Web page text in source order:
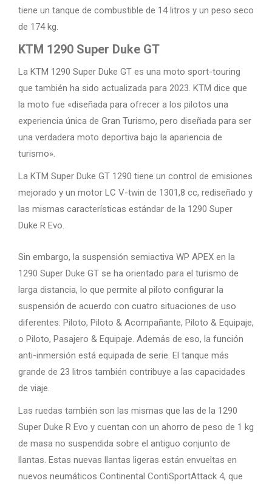
tiene un tanque de combustible de 14 litros y un peso seco
de 174 kg.
KTM 1290 Super Duke GT
La KTM 1290 Super Duke GT es una moto sport-touring
que también ha sido actualizada para 2023. KTM dice que
la moto fue «diseñada para ofrecer a los pilotos una
experiencia única de Gran Turismo, pero diseñada para ser
una verdadera moto deportiva bajo la apariencia de
turismo».
La KTM Super Duke GT 1290 tiene un control de emisiones
mejorado y un motor LC V-twin de 1301,8 cc, rediseñado y
las mismas características estándar de la 1290 Super
Duke R Evo.
Sin embargo, la suspensión semiactiva WP APEX en la
1290 Super Duke GT se ha orientado para el turismo de
larga distancia, lo que permite al piloto configurar la
suspensión de acuerdo con cuatro situaciones de uso
diferentes: Piloto, Piloto & Acompañante, Piloto & Equipaje,
o Piloto, Pasajero & Equipaje. Además de eso, la función
anti-inmersión está equipada de serie. El tanque más
grande de 23 litros también contribuye a las capacidades
de viaje.
Las ruedas también son las mismas que las de la 1290
Super Duke R Evo y cuentan con un ahorro de peso de 1 kg
de masa no suspendida sobre el antiguo conjunto de
llantas. Estas nuevas llantas ligeras están envueltas en
nuevos neumáticos Continental ContiSportAttack 4, que